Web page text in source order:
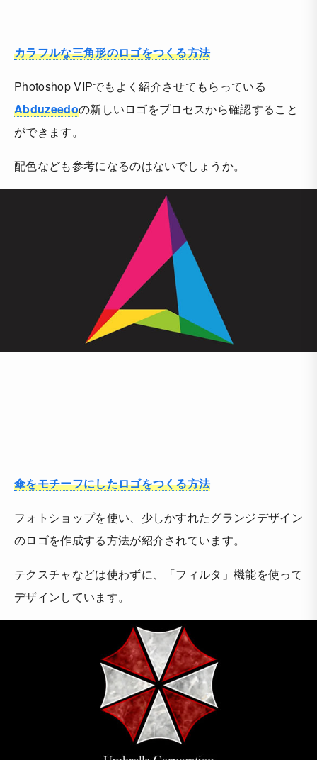
カラフルな三角形のロゴをつくる方法
Photoshop VIPでもよく紹介させてもらっている
Abduzeedoの新しいロゴをプロセスから確認すること
ができます。
配色なども参考になるのはないでしょうか。
傘をモチーフにしたロゴをつくる方法
フォトショップを使い、少しかすれたグランジデザイン
のロゴを作成する方法が紹介されています。
テクスチャなどは使わずに、「フィルタ」機能を使って
デザインしています。